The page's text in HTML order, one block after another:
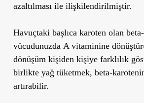
azaltılması ile ilişkilendirilmiştir.
Havuçtaki başlıca karoten olan
vücudunuzda A vitaminine
dönüşüm kişiden kişiye farklılık
birlikte yağ tüketmek, beta-
artırabilir.